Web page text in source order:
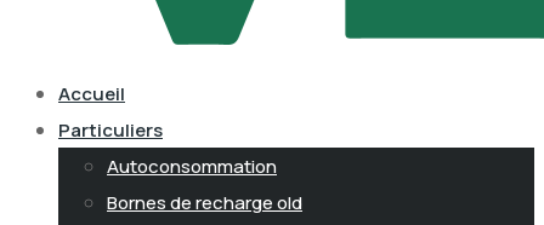
Accueil
Particuliers
Autoconsommation
Bornes de recharge old